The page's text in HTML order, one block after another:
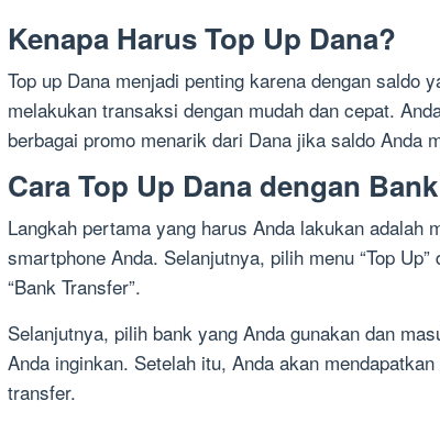
Kenapa Harus Top Up Dana?
Top up Dana menjadi penting karena dengan saldo
melakukan transaksi dengan mudah dan cepat.
berbagai promo menarik dari Dana jika saldo Anda
Cara Top Up Dana dengan
Langkah pertama yang harus Anda lakukan adalah
smartphone Anda. Selanjutnya, pilih menu “Top
“Bank Transfer”.
Selanjutnya, pilih bank yang Anda gunakan dan
Anda inginkan. Setelah itu, Anda akan
transfer.